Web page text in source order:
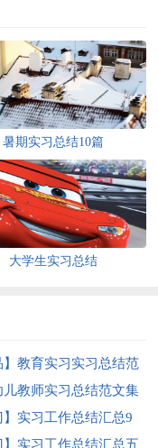
暑期实习总结10篇
大学生实习总结
】教育实习实习总结范
篇
儿教师实习总结范文集
】实习工作总结汇总9
】实习工作总结汇总五